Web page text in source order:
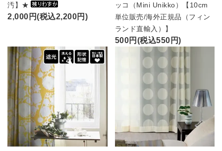
汚】★
2,000円(税込2,200円)
ッコ（Mini Unikko）【10cm
単位販売/海外正規品（フィン
ランド直輸入）】
500円(税込550円)